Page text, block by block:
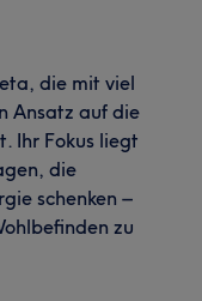
die mit viel
Ansatz auf die
Ihr Fokus liegt
die
schenken –
zu